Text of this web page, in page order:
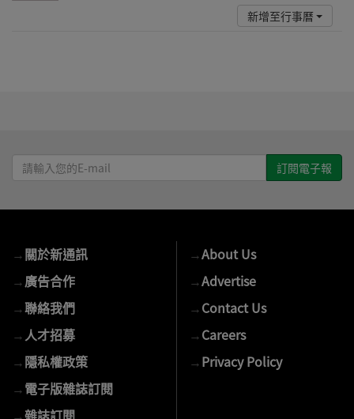
新增至行事曆
請
輸
E-
mail
→關於新通訊
→廣告合作
→聯絡我們
→ 人才招募
→隱私權政策
→電子版雜誌訂閱
→雜誌訂閱
→About Us
→Advertise
→Contact Us
→Careers
→Privacy Policy